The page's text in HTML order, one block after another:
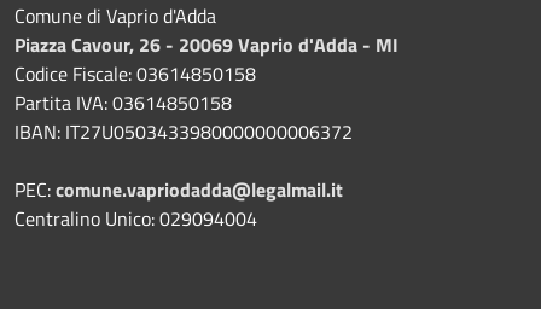
Comune di Vaprio d'Adda
Piazza Cavour, 26 - 20069 Vaprio d'Adda - MI
Codice Fiscale: 03614850158
Partita IVA: 03614850158
IBAN: IT27U0503433980000000006372
PEC:comune.vapriodadda@legalmail.it
Centralino Unico: 029094004